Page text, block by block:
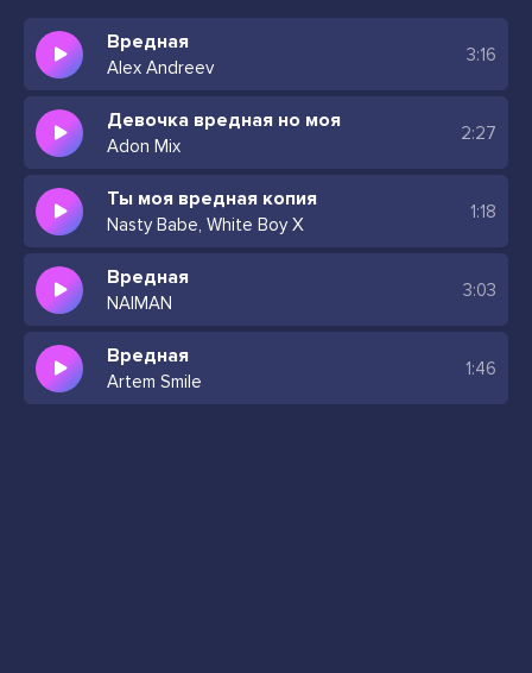
Вредная
Alex Andreev
3:16
Девочка вредная но моя
Adon Mix
2:27
Ты моя вредная копия
Nasty Babe, White Boy X
1:18
Вредная
NAIMAN
3:03
Вредная
Artem Smile
1:46